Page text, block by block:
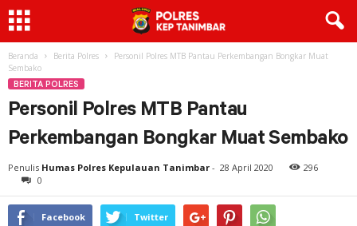
Beranda Berita Polres
Personil Polres MTB Pantau Perkembangan Bongkar Muat
Sembako
BERITA POLRES
Personil Polres MTB Pantau
Perkembangan Bongkar Muat Sembako
Penulis Humas Polres Kepulauan Tanimbar - 28 April 2020
296
0
Facebook Twitter